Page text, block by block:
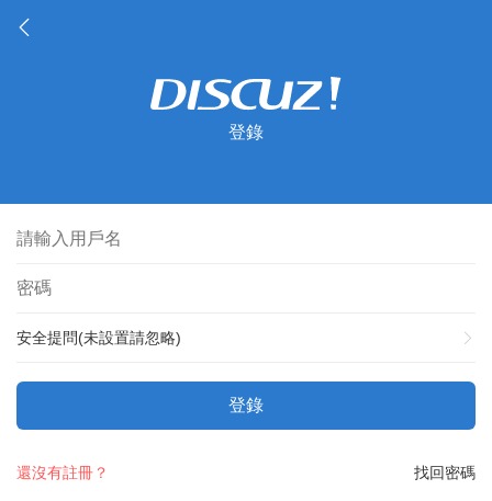
登錄
安全提問(未設置請忽略)
登錄
找回密碼
還沒有註冊？